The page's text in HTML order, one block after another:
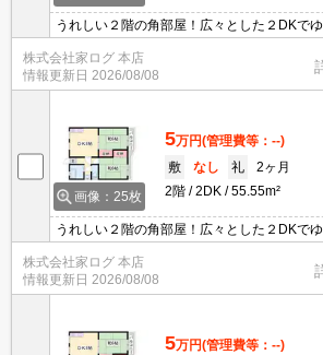
うれしい２階の角部屋！広々とした２DKで
株式会社家ログ 本店
情報更新日 2026/08/08
画像：25枚
5万円(管理費等：--)
敷
なし 礼
2ヶ月
2階
2DK 55.55m²
うれしい２階の角部屋！広々とした２DKで
株式会社家ログ 本店
情報更新日 2026/08/08
5万円(管理費等：--)